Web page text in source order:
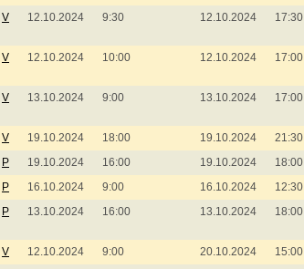
V 12.10.2024 9:30 12.10.2024 17:30
V 12.10.2024 10:00 12.10.2024 17:00
V 13.10.2024 9:00 13.10.2024 17:00
V 19.10.2024 18:00 19.10.2024
21:30
P 19.10.2024 16:00 19.10.2024
18:00
P 16.10.2024 9:00 16.10.2024
12:30
P 13.10.2024 16:00 13.10.2024 18:00
V 12.10.2024 9:00 20.10.2024
15:00